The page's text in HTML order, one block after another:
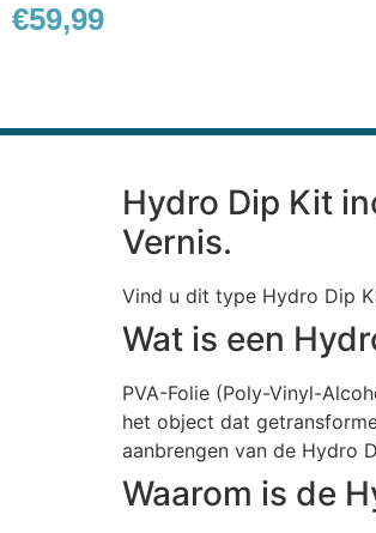
€59,99
Hydro Dip Kit
Vernis.
Vind u dit type Hydro Dip
Wat is een
PVA-Folie (Poly-Vinyl-
het object dat
aanbrengen van de Hydro
Waarom is de